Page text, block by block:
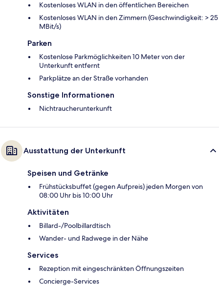
Kostenloses WLAN in den öffentlichen Bereichen
Kostenloses WLAN in den Zimmern (Geschwindigkeit: > 25
MBit/s)
Parken
Kostenlose Parkmöglichkeiten 10 Meter von der
Unterkunft entfernt
Parkplätze an der Straße vorhanden
Sonstige Informationen
Nichtraucherunterkunft
Ausstattung der Unterkunft
Speisen und Getränke
Frühstücksbuffet (gegen Aufpreis) jeden Morgen von
08:00 Uhr bis 10:00 Uhr
Aktivitäten
Billard-/Poolbillardtisch
Wander- und Radwege in der Nähe
Services
Rezeption mit eingeschränkten Öffnungszeiten
Concierge-Services